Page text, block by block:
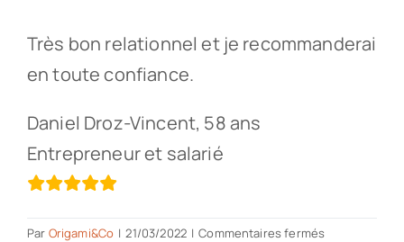
Très bon relationnel et je recommanderai
en toute confiance.
Daniel Droz-Vincent, 58 ans
Entrepreneur et salarié
Par Origami&Co | 21/03/2022 | Commentaires ferméssur